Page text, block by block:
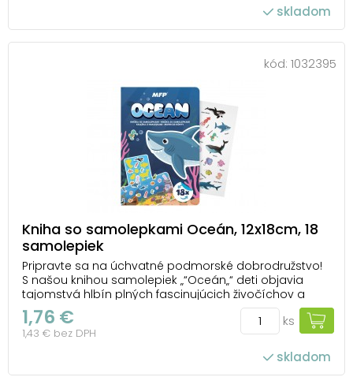
skladom
kód: 1032395
Kniha so samolepkami Oceán, 12x18cm, 18
samolepiek
Pripravte sa na úchvatné podmorské dobrodružstvo!
S našou knihou samolepiek „“Oceán„“ deti objavia
tajomstvá hlbín plných fascinujúcich živočíchov a
farebných koralov. Na stránke nájdu 18 opakovane
použiteľných samolepiek s najkrajšími obyvateľmi
oceánu: elegantnú kosatku, tajomného žraloka, ...
1,76 €
1,43 € bez DPH
ks
skladom